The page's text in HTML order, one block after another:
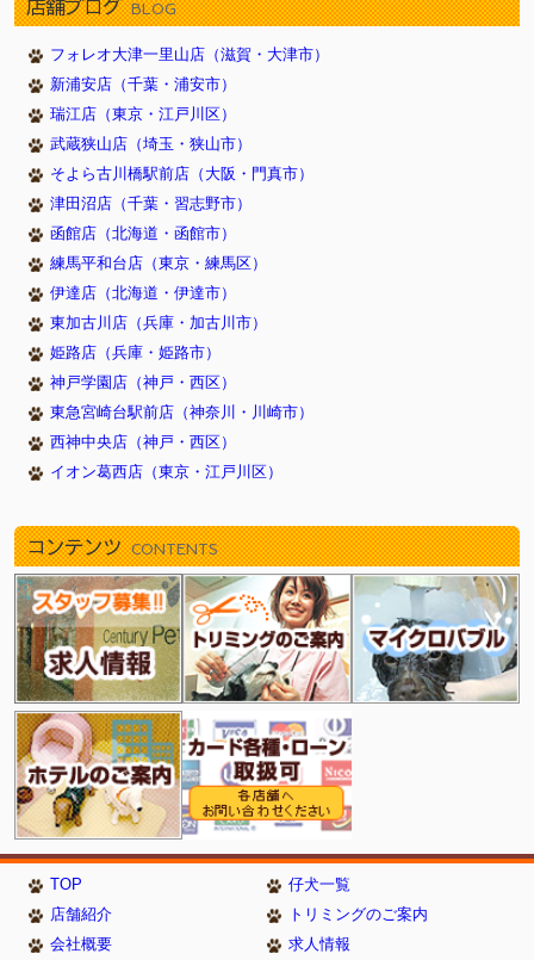
店舗ブログ BLOG
フォレオ大津一里山店（滋賀・大津市）
新浦安店（千葉・浦安市）
瑞江店（東京・江戸川区）
武蔵狭山店（埼玉・狭山市）
そよら古川橋駅前店（大阪・門真市）
津田沼店（千葉・習志野市）
函館店（北海道・函館市）
練馬平和台店（東京・練馬区）
伊達店（北海道・伊達市）
東加古川店（兵庫・加古川市）
姫路店（兵庫・姫路市）
神戸学園店（神戸・西区）
東急宮崎台駅前店（神奈川・川崎市）
西神中央店（神戸・西区）
イオン葛西店（東京・江戸川区）
コンテンツ CONTENTS
TOP
仔犬一覧
店舗紹介
トリミングのご案内
会社概要
求人情報